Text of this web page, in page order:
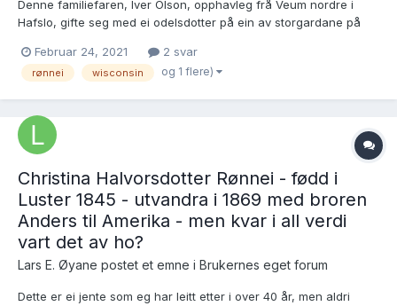
Denne familiefaren, Iver Olson, opphavleg frå Veum nordre i
Hafslo, gifte seg med ei odelsdotter på ein av storgardane på
gardbrukar, og etter elleve år på garden hjelpte slekti til kona i
1872 med amerikabillett for å verta «kvitt» han!...
Februar 24, 2021 2 svar
rønnei wisconsin og 1 flere)
Christina Halvorsdotter Rønnei - fødd i
Luster 1845 - utvandra i 1869 med broren
Anders til Amerika - men kvar i all verdi
vart det av ho?
Lars E. Øyane postet et emne i Brukernes eget forum
Dette er ei jente som eg har leitt etter i over 40 år, men aldri